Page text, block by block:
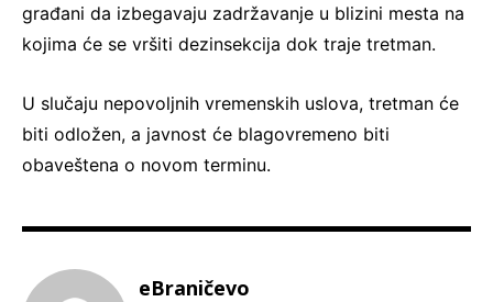
građani da izbegavaju zadržavanje u blizini mesta na
kojima će se vršiti dezinsekcija dok traje tretman.
U slučaju nepovoljnih vremenskih uslova, tretman će
biti odložen, a javnost će blagovremeno biti
obaveštena o novom terminu.
eBraničevo